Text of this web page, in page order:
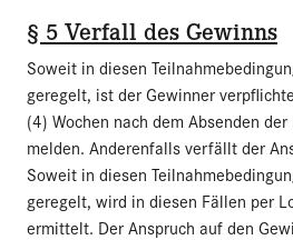
§ 5 Verfall des Gewinns
Soweit in diesen
geregelt, ist der Gewinner
(4) Wochen nach dem Absenden
melden. Anderenfalls verfällt der
Soweit in diesen
geregelt, wird in diesen Fällen per
ermittelt. Der Anspruch auf den